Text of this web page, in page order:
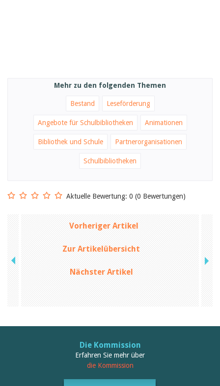
Mehr zu den folgenden Themen
Bestand Leseförderung
Angebote für Schulbibliotheken Animationen
Bibliothek und Schule Partnerorganisationen
Schulbibliotheken
Aktuelle Bewertung: 0 (0 Bewertungen)
Vorheriger Artikel
Zur Artikelübersicht
Nächster Artikel
Die Kommission
Erfahren Sie mehr über
die Kommission